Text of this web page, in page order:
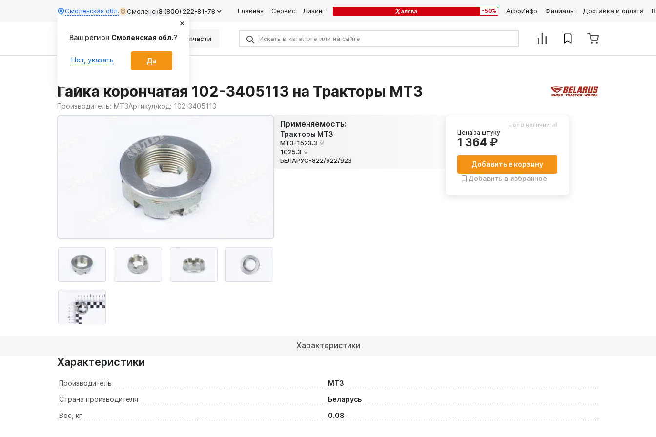
Смоленская обл. Смоленск8 (800) 222-81-78 Главная Сервис Лизинг -50% АгроИнфо Филиалы Доставка и оплата
Каталог Запчасти
Гайка корончатая 102-3405113 на Тракторы МТЗ
Производитель: МТЗАртикул/код: 102-3405113
Применяемость:
Тракторы МТЗ
МТЗ-1523.3
1025.3
БЕЛАРУС-822/922/923
Нет в наличии
Цена за штуку
1 364 ₽
Добавить в корзину
Добавить в избранное
Характеристики
Характеристики
Производитель
МТЗ
Страна производителя
Беларусь
Вес, кг
0.08
Ваш регион Смоленская обл.?
Нет, указать Да